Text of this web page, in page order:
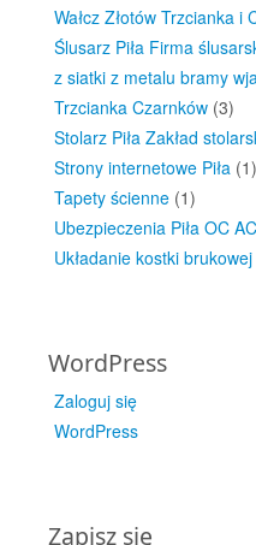
Wałcz Złotów Trzcianka i
Ślusarz Piła Firma
z siatki z metalu bramy
Trzcianka Czarnków (3)
Stolarz Piła Zakład
Strony internetowe Piła (1)
Tapety ścienne (1)
Ubezpieczenia Piła OC
Układanie kostki brukowej
WordPress
Zaloguj się
WordPress
Zapisz się